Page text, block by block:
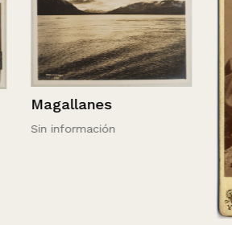
Magallanes
Sin información